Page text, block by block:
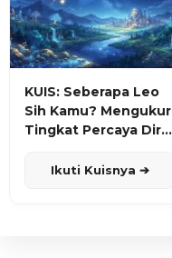
KUIS: Seberapa Leo
Sih Kamu? Mengukur
Tingkat Percaya Diri
Ikuti Kuisnya ➔